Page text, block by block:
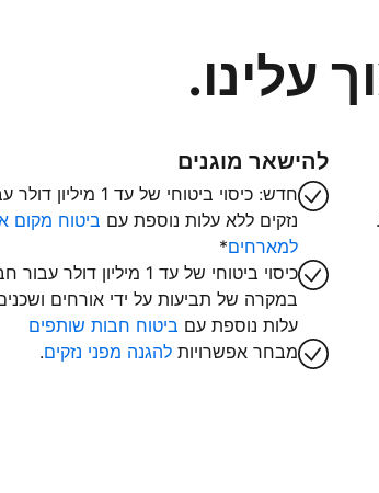
עלינו.
להישאר מוגנים
חדש: כיסוי ביטוחי של עד 1 מיליון
נזקים ללא עלות נוספת עם ביטוח מקום
למארחים*
כיסוי ביטוחי של עד 1 מיליון דולר
במקרה של תביעות על ידי אורחים
עלות נוספת עם ביטוח חבות שותפים
מבחר אפשרויותלהגנה מפני נזקים.